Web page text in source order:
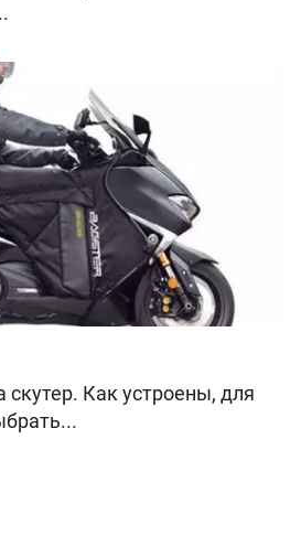
скутер. Как устроены, для